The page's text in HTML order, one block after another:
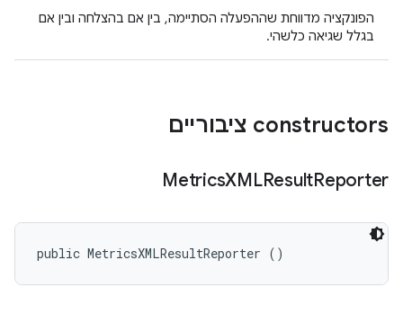
הפונקציה מדווחת שההפעלה הסתיימה, בין אם בהצלחה ובין אם
בגלל שגיאה כלשהי.
‫constructors ציבוריים
MetricsXMLResultReporter
public MetricsXMLResultReporter ()